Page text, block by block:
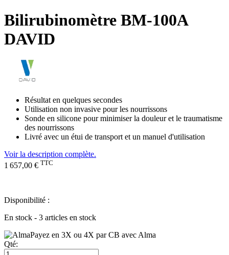
Bilirubinomètre BM-100A
DAVID
Résultat en quelques secondes
Utilisation non invasive pour les nourrissons
Sonde en silicone pour minimiser la douleur et le traumatisme
des nourrissons
Livré avec un étui de transport et un manuel d'utilisation
Voir la description complète.
1 657,00 € TTC
Disponibilité :
En stock - 3 articles en stock
Payez en 3X ou 4X par CB avec Alma
Qté: